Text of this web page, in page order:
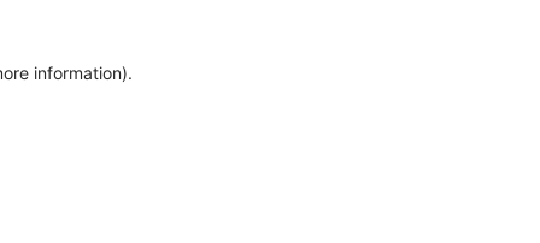
information).